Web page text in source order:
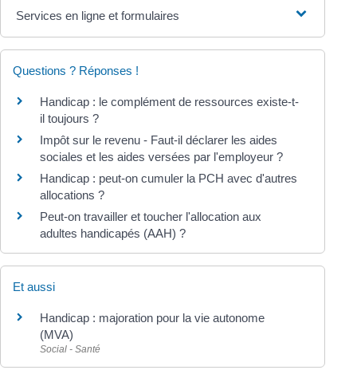
Services en ligne et formulaires
Questions ? Réponses !
Handicap : le complément de ressources existe-t-
il toujours ?
Impôt sur le revenu - Faut-il déclarer les aides
sociales et les aides versées par l'employeur ?
Handicap : peut-on cumuler la PCH avec d'autres
allocations ?
Peut-on travailler et toucher l'allocation aux
adultes handicapés (AAH) ?
Et aussi
Handicap : majoration pour la vie autonome
(MVA)
Social - Santé